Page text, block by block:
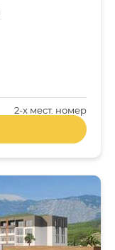
2-x мест. номер